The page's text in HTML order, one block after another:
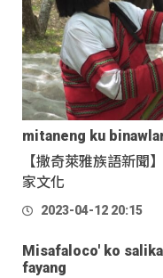
mitaneng ku
【撒奇萊雅族語新聞
家文化
2023-04-12 20:15
Misafaloco' ko
fayang